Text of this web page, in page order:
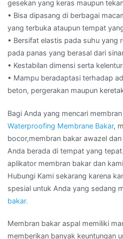
gesekan yang keras maupun
• Bisa dipasang di berbagai
yang terbuka ataupun tempat
• Bersifat elastis pada suhu yang
pada panas yang berasal dari
• Kestabilan dimensi serta
• Mampu beradaptasi terhadap
beton, pergerakan maupun
Bagi Anda yang mencari
Waterproofing Membrane Bakar,
bocor,membran bakar awazel
Anda berada di tempat yang
aplikator membran bakar dan
Hubungi Kami sekarang karena
spesial untuk Anda yang sedang
bakar.
Membran bakar aspal memiliki
memberikan banyak keuntungan